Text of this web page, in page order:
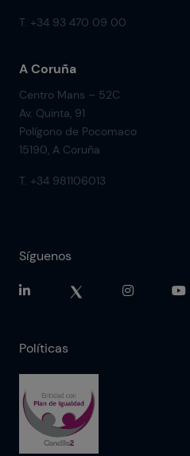
T. +34 93 470 09 00
A Coruña
Centro Mans – 52C
Av. Quinta, 91
Polígono de Pocomaco
15190, A Coruña
T. +34 981106013
Síguenos
Políticas